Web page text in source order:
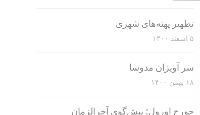
تطهیر پهنه‌های شهری
۵ اسفند ۱۴۰۰
سر آویزان مدوسا
۱۸ بهمن ۱۴۰۰
جورج اورول؛ پیش‌گوی آخرالزمان